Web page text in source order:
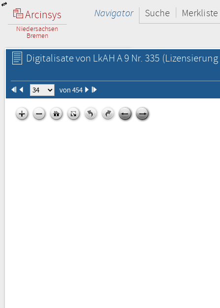
Arcinsys
Niedersachsen
Bremen
Navigator Suche Merkliste
Digitalisate von LkAH A 9 Nr. 335
von 454